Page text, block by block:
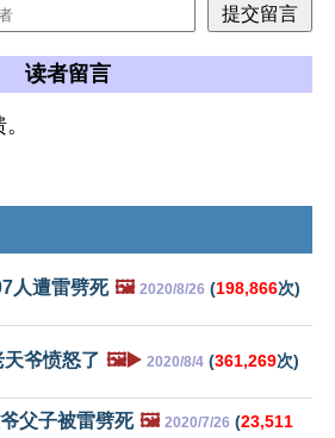
读者留言
人遭雷劈死 🖼️ 2020/8/26 (198,866次)
爷愤怒了 🖼️▶️ 2020/8/4 (361,269次)
父子被雷劈死 🖼️ 2020/7/26 (23,511